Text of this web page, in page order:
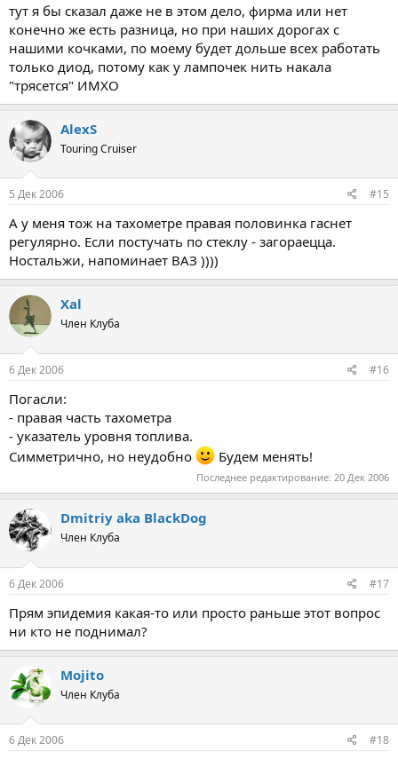
тут я бы сказал даже не в этом дело, фирма или нет
конечно же есть разница, но при наших дорогах с
нашими кочками, по моему будет дольше всех работать
только диод, потому как у лампочек нить накала
"трясется" ИМХО
AlexS
Touring Cruiser
5 Дек 2006 #15
А у меня тож на тахометре правая половинка гаснет
регулярно. Если постучать по стеклу - загораецца.
Ностальжи, напоминает ВАЗ ))))
Xal
Член Клуба
6 Дек 2006 #16
Погасли:
- правая часть тахометра
- указатель уровня топлива.
Симметрично, но неудобно
Будем менять!
Последнее редактирование: 20 Дек 2006
Dmitriy aka BlackDog
Член Клуба
6 Дек 2006 #17
Прям эпидемия какая-то или просто раньше этот вопрос
ни кто не поднимал?
Mojito
Член Клуба
6 Дек 2006 #18